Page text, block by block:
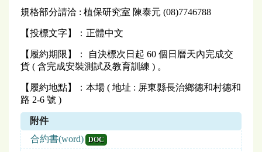
規格部分請洽 : 植保研究室 陳泰元 (08)7746788
【投標文字】：正體中文
【履約期限】： 自決標次日起 60 個日曆天內完成交
貨 ( 含完成安裝測試及教育訓練 ) 。
【履約地點】：本場 ( 地址 : 屏東縣長治鄉德和村德和
路 2-6 號 )
附件
合約書(word) DOC